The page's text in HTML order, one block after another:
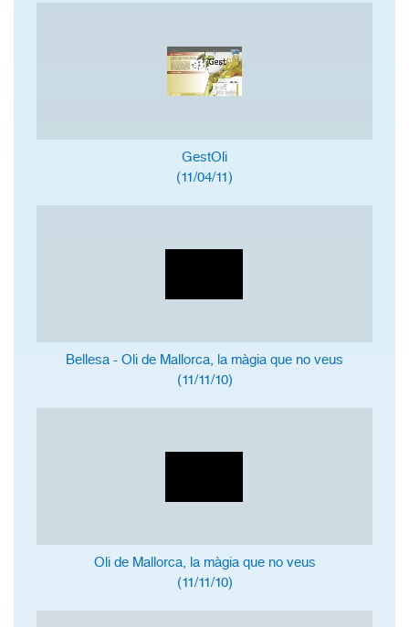
GestOli
(11/04/11)
Bellesa - Oli de Mallorca, la màgia que no veus
(11/11/10)
Oli de Mallorca, la màgia que no veus
(11/11/10)